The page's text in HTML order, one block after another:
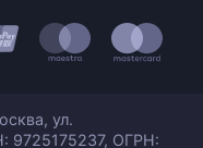
ул.
9725175237, ОГРН: